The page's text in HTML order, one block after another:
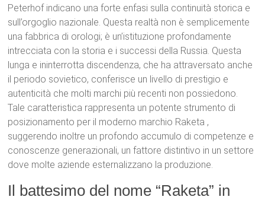
Peterhof indicano una forte enfasi sulla continuità storica e
sull’orgoglio nazionale. Questa realtà non è semplicemente
una fabbrica di orologi; è un’istituzione profondamente
intrecciata con la storia e i successi della Russia. Questa
lunga e ininterrotta discendenza, che ha attraversato anche
il periodo sovietico, conferisce un livello di prestigio e
autenticità che molti marchi più recenti non possiedono.
Tale caratteristica rappresenta un potente strumento di
posizionamento per il moderno marchio Raketa ,
suggerendo inoltre un profondo accumulo di competenze e
conoscenze generazionali, un fattore distintivo in un settore
dove molte aziende esternalizzano la produzione.
Il battesimo del nome “Raketa” in